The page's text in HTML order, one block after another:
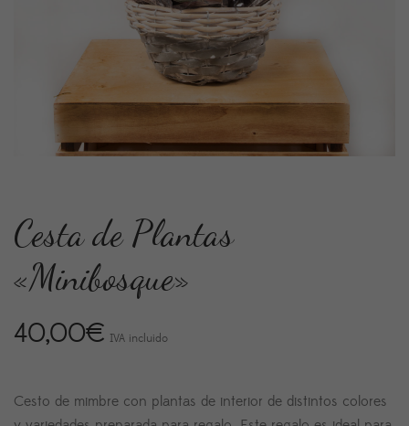
Cesta de Plantas
«Minibosque»
40,00€ IVA incluido
Cesto de mimbre con plantas de interior de distintos colores